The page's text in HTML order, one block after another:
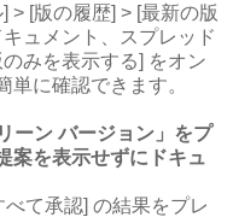
> [版の履歴] > [最新の版
ュメント、スプレッド
みを表示する] をオン
単に確認できます。
ーン バージョン」をプ
案を表示せずにドキュ
て承認] の結果をプレ